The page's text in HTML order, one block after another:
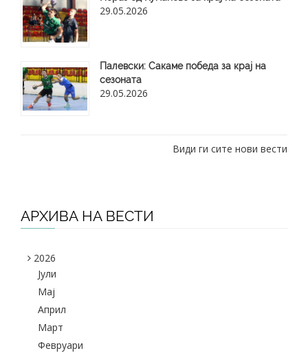
29.05.2026
​Палевски: Сакаме победа за крај на
сезоната
29.05.2026
Види ги сите нови вести
АРХИВА НА ВЕСТИ
2026
Јули
Maj
Април
Март
Февруари